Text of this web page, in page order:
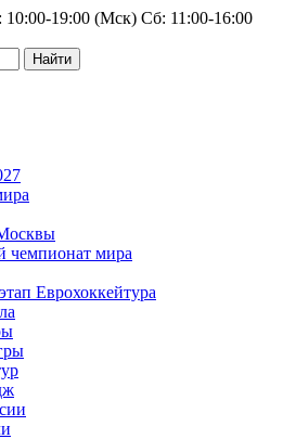
19:00 (Мск) Сб: 11:00-16:00
Найти
мира
Еврохоккейтура